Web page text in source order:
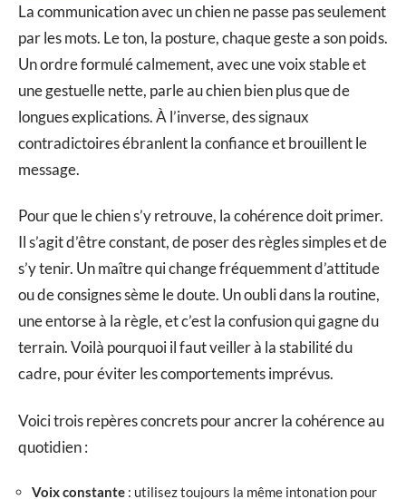
La communication avec un chien ne passe pas seulement
par les mots. Le ton, la posture, chaque geste a son poids.
Un ordre formulé calmement, avec une voix stable et
une gestuelle nette, parle au chien bien plus que de
longues explications. À l’inverse, des signaux
contradictoires ébranlent la confiance et brouillent le
message.
Pour que le chien s’y retrouve, la cohérence doit primer.
Il s’agit d’être constant, de poser des règles simples et de
s’y tenir. Un maître qui change fréquemment d’attitude
ou de consignes sème le doute. Un oubli dans la routine,
une entorse à la règle, et c’est la confusion qui gagne du
terrain. Voilà pourquoi il faut veiller à la stabilité du
cadre, pour éviter les comportements imprévus.
Voici trois repères concrets pour ancrer la cohérence au
quotidien :
Voix constante : utilisez toujours la même intonation pour